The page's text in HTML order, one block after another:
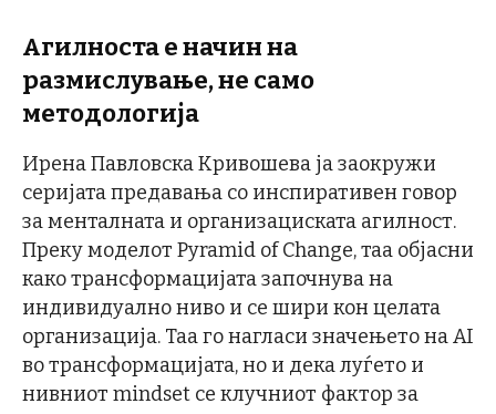
Агилноста е начин на
размислување, не само
методологија
Ирена Павловска Кривошева ја заокружи
серијата предавања со инспиративен говор
за менталната и организациската агилност.
Преку моделот Pyramid of Change, таа објасни
како трансформацијата започнува на
индивидуално ниво и се шири кон целата
организација. Таа го нагласи значењето на AI
во трансформацијата, но и дека луѓето и
нивниот mindset се клучниот фактор за